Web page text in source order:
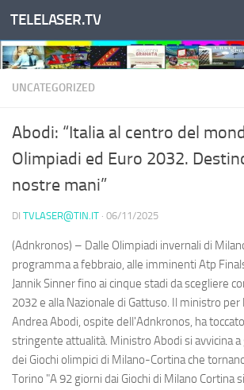
Salta al contenuto
TELELASER.TV
UNCATEGORIZED
Abodi: “Italia al centro del
Olimpiadi ed Euro 2032.
nostre mani”
DI TVLASER@TIN.IT · 06/11/2025
(Adnkronos) – Dalle Olimpiadi invernali di
programma a febbraio, alle imminenti Atp
Jannik Sinner fino ai cinque stadi da scegliere
2032 e alla Nazionale di Gattuso. Il ministro per
Andrea Abodi, ospite dell'Adnkronos, ha
stringente attualità. Ministro Abodi si avvicina a
dei Giochi olimpici di Milano-Cortina che
Torino "A 92 giorni dai Giochi di Milano Cortina